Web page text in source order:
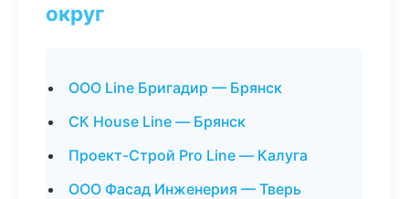
округ
ООО Line Бригадир — Брянск
СК House Line — Брянск
Проект-Строй Pro Line — Калуга
ООО Фасад Инженерия — Тверь